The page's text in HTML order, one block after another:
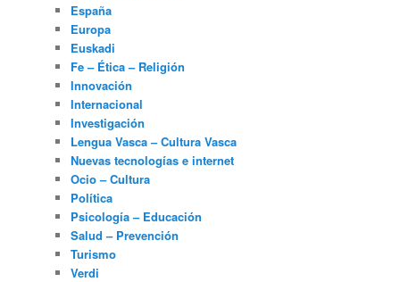
España
Europa
Euskadi
Fe – Ética – Religión
Innovación
Internacional
Investigación
Lengua Vasca – Cultura Vasca
Nuevas tecnologías e internet
Ocio – Cultura
Política
Psicología – Educación
Salud – Prevención
Turismo
Verdi